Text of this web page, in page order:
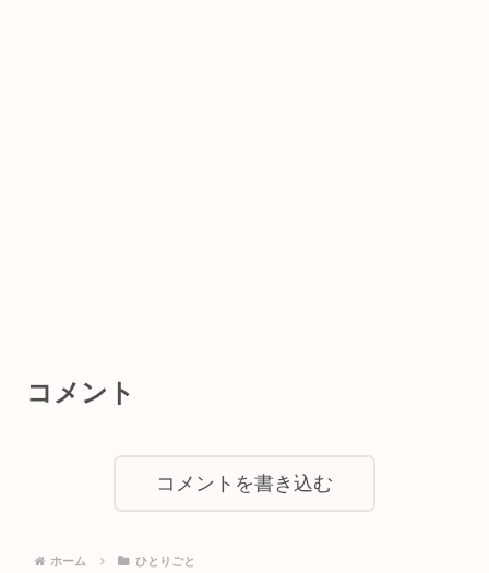
コメント
コメントを書き込む
ホーム ひとりごと